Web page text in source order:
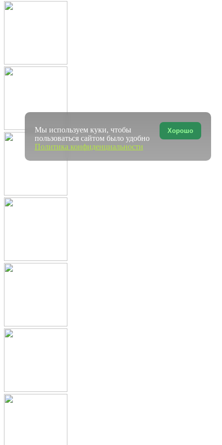
Хорошо
Мы используем куки, чтобы
пользоваться сайтом было удобно
Политика конфиденциальности